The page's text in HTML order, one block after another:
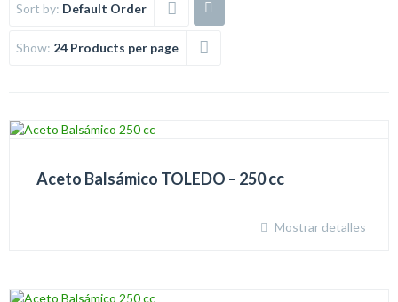
Sort by: Default Order
Show: 24 Products per page
Aceto Balsámico TOLEDO – 250 cc
Mostrar detalles